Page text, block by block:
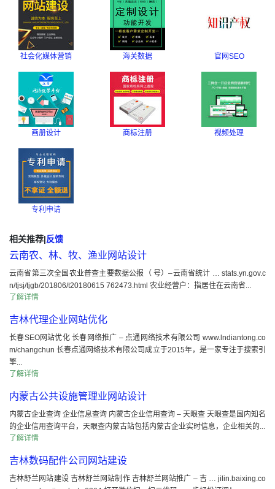
社会化媒体营销 海关数据 官网SEO
画册设计 商标注册 视频处理
专利申请
相关推荐|反馈
云南农、林、牧、渔业网站设计
云南省第三次全国农业普查主要数据公报（ 号）–云南省统计 … stats.yn.gov.c
n/tjsj/tjgb/201806/t20180615 762473.html 农业经营户：指居住在云南省...
了解详情
吉林代理企业网站优化
长春SEO网站优化 长春网络推广 – 点通网络技术有限公司 www.lndiantong.co
m/changchun 长春点通网络技术有限公司成立于2015年，是一家专注于搜索引
擎...
了解详情
内蒙古公共设施管理业网站设计
内蒙古企业查询 企业信息查询 内蒙古企业信用查询 – 天眼查 天眼查是国内知名
的企业信用查询平台，天眼查内蒙古站包括内蒙古企业实时信息，企业相关的...
了解详情
吉林数码配件公司网站建设
吉林舒兰网站建设 吉林舒兰网站制作 吉林舒兰网站推广 – 吉 … jilin.baixing.co